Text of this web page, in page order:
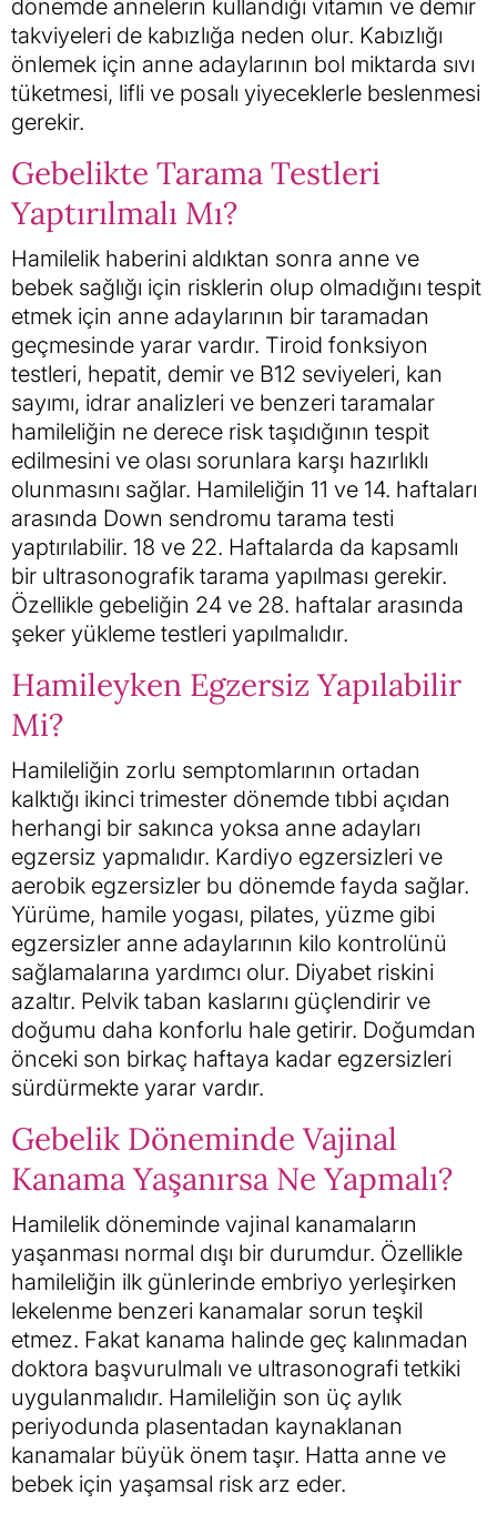
dönemde annelerin kullandığı vitamin ve demir
takviyeleri de kabızlığa neden olur. Kabızlığı
önlemek için anne adaylarının bol miktarda sıvı
tüketmesi, lifli ve posalı yiyeceklerle beslenmesi
gerekir.
Gebelikte Tarama Testleri
Yaptırılmalı Mı?
Hamilelik haberini aldıktan sonra anne ve
bebek sağlığı için risklerin olup olmadığını tespit
etmek için anne adaylarının bir taramadan
geçmesinde yarar vardır. Tiroid fonksiyon
testleri, hepatit, demir ve B12 seviyeleri, kan
sayımı, idrar analizleri ve benzeri taramalar
hamileliğin ne derece risk taşıdığının tespit
edilmesini ve olası sorunlara karşı hazırlıklı
olunmasını sağlar. Hamileliğin 11 ve 14. haftaları
arasında Down sendromu tarama testi
yaptırılabilir. 18 ve 22. Haftalarda da kapsamlı
bir ultrasonografik tarama yapılması gerekir.
Özellikle gebeliğin 24 ve 28. haftalar arasında
şeker yükleme testleri yapılmalıdır.
Hamileyken Egzersiz Yapılabilir
Mi?
Hamileliğin zorlu semptomlarının ortadan
kalktığı ikinci trimester dönemde tıbbi açıdan
herhangi bir sakınca yoksa anne adayları
egzersiz yapmalıdır. Kardiyo egzersizleri ve
aerobik egzersizler bu dönemde fayda sağlar.
Yürüme, hamile yogası, pilates, yüzme gibi
egzersizler anne adaylarının kilo kontrolünü
sağlamalarına yardımcı olur. Diyabet riskini
azaltır. Pelvik taban kaslarını güçlendirir ve
doğumu daha konforlu hale getirir. Doğumdan
önceki son birkaç haftaya kadar egzersizleri
sürdürmekte yarar vardır.
Gebelik Döneminde Vajinal
Kanama Yaşanırsa Ne Yapmalı?
Hamilelik döneminde vajinal kanamaların
yaşanması normal dışı bir durumdur. Özellikle
hamileliğin ilk günlerinde embriyo yerleşirken
lekelenme benzeri kanamalar sorun teşkil
etmez. Fakat kanama halinde geç kalınmadan
doktora başvurulmalı ve ultrasonografi tetkiki
uygulanmalıdır. Hamileliğin son üç aylık
periyodunda plasentadan kaynaklanan
kanamalar büyük önem taşır. Hatta anne ve
bebek için yaşamsal risk arz eder.